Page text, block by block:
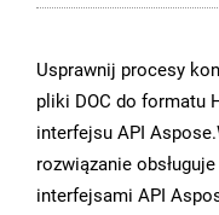
Usprawnij procesy
pliki DOC do formatu
interfejsu API
rozwiązanie
interfejsami API